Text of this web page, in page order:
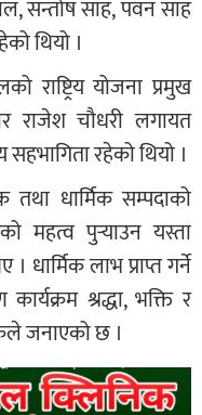
सन्तोष साह, पवन साह
थियो ।
राष्ट्रिय योजना प्रमुख
राजेश चौधरी लगायत
रहेको थियो ।
तथा धार्मिक सम्पदाको
महत्व पुर्‍याउन यस्ता
लाभ प्राप्त गर्ने
श्रद्धा, भक्ति र
जनाएको छ ।